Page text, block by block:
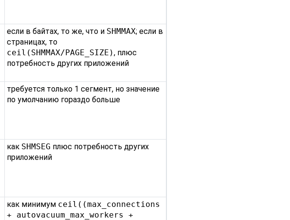
если в байтах, то же, что и SHMMAX; если в
страницах, то
ceil(SHMMAX/PAGE_SIZE), плюс
потребность других приложений
требуется только 1 сегмент, но значение
по умолчанию гораздо больше
как SHMSEG плюс потребность других
приложений
как минимум ceil((max_connections
+ autovacuum_max_workers +